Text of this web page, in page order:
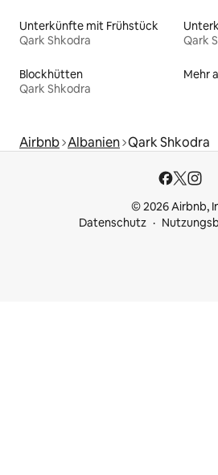
Unterkünfte mit Frühstück
Qark Shkodra
Qark
Blockhütten
Qark Shkodra
Mehr
Airbnb Albanien Qark Shkodra
© 2026 Airbnb,
Datenschutz